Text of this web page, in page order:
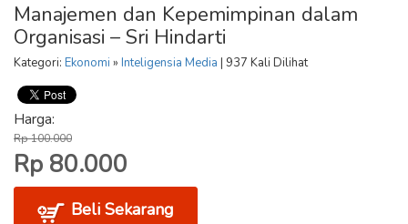
Manajemen dan Kepemimpinan dalam
Organisasi – Sri Hindarti
Kategori: Ekonomi » Inteligensia Media | 937 Kali Dilihat
Harga:
Rp 100.000
Rp 80.000
Beli Sekarang